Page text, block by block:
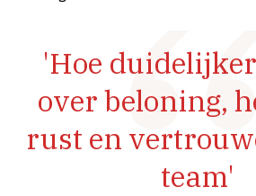
'Hoe
over beloning,
rust en
team'